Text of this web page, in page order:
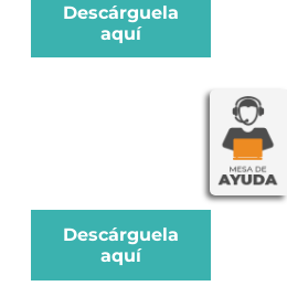
Descárguela
aquí
Descárguela
aquí